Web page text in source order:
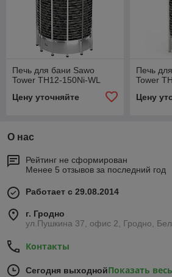
Печь для бани Sawo
Tower TH12-150Ni-WL
Цену уточняйте
Печь
Tower
Цену
О нас
Рейтинг не сформирован
Менее 5 отзывов за последний год
Работает с 29.08.2014
г. Гродно
ул.Пушкина 37, офис 2, Гродно,
Контакты
Сегодня выходнойПоказать